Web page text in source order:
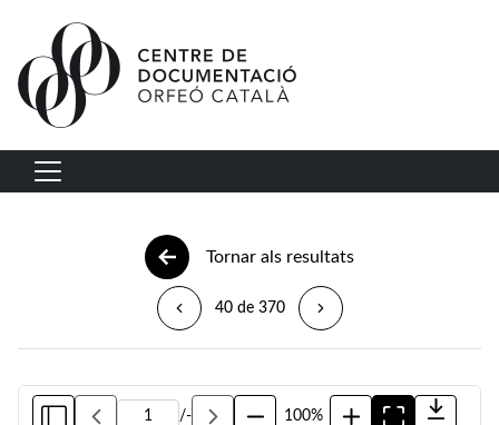
Vés al contingut
Navegació principal
Tornar als resultats
40 de 370
/- 100%